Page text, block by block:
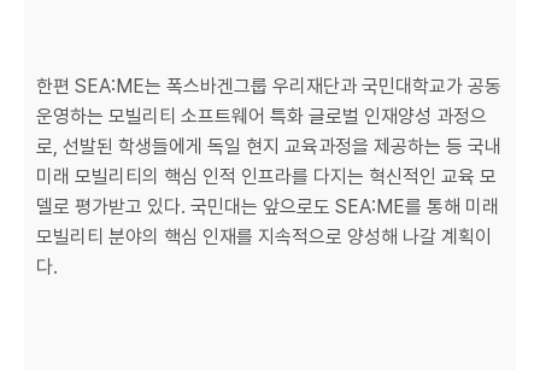
한편 SEA:ME는 폭스바겐그룹 우리재단과 국민대학교가 공동
운영하는 모빌리티 소프트웨어 특화 글로벌 인재양성 과정으
로, 선발된 학생들에게 독일 현지 교육과정을 제공하는 등 국내
미래 모빌리티의 핵심 인적 인프라를 다지는 혁신적인 교육 모
델로 평가받고 있다. 국민대는 앞으로도 SEA:ME를 통해 미래
모빌리티 분야의 핵심 인재를 지속적으로 양성해 나갈 계획이
다.